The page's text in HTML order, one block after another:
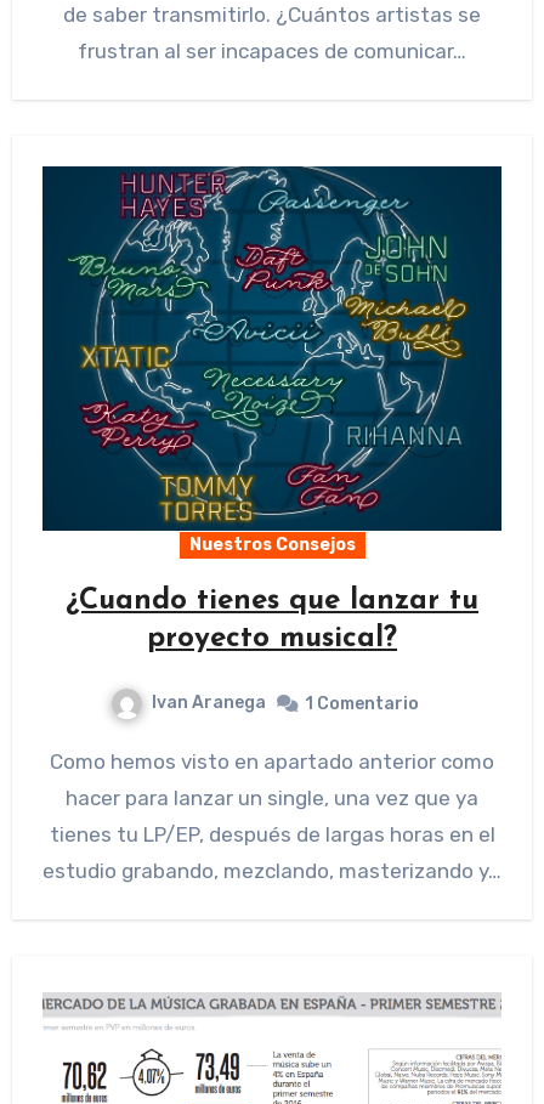
de saber transmitirlo. ¿Cuántos artistas se
frustran al ser incapaces de comunicar…
Nuestros Consejos
¿Cuando tienes que lanzar tu
proyecto musical?
Ivan Aranega 1 Comentario
Como hemos visto en apartado anterior como
hacer para lanzar un single, una vez que ya
tienes tu LP/EP, después de largas horas en el
estudio grabando, mezclando, masterizando y…